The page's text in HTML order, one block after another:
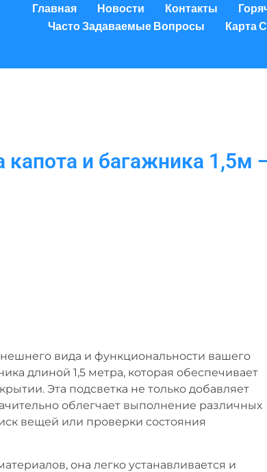
Главная Новости Контакты
Часто Задаваемые Вопросы
Карта
капота и багажника 1,5м
вида и функциональности вашего
длиной 1,5 метра, которая обеспечивает
Эта подсветка не только добавляет
облегчает выполнение различных
вещей или проверки состояния
она легко устанавливается и